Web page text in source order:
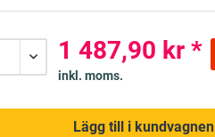
1 487,90 kr *
inkl. moms.
Lägg till i kundvagnen